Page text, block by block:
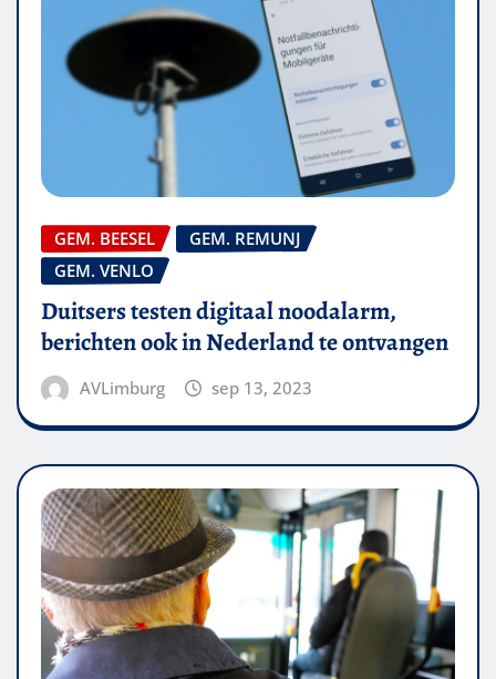
GEM. BEESEL
GEM. REMUNJ
GEM. VENLO
Duitsers testen digitaal noodalarm,
berichten ook in Nederland te ontvangen
AVLimburg sep 13, 2023